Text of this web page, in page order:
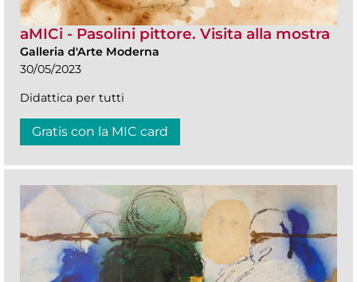
aMICi - Pasolini pittore. Visita alla mostra
Galleria d'Arte Moderna
30/05/2023
Didattica per tutti
Gratis con la MIC card